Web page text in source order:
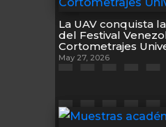
La UAV conquista
del Festival
Cortometrajes
May 27, 2026